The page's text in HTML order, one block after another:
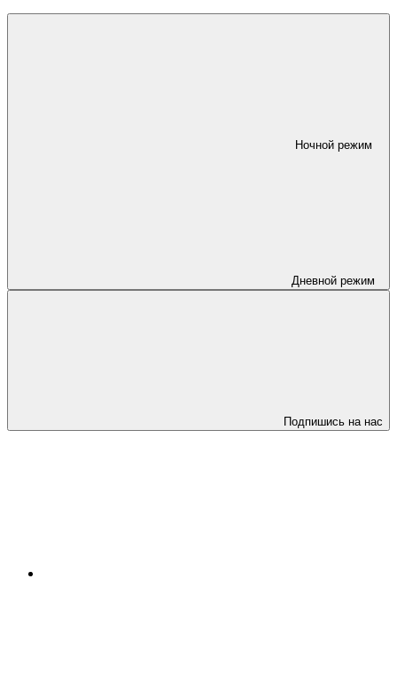
Ночной режим
Дневной режим
Подпишись на нас